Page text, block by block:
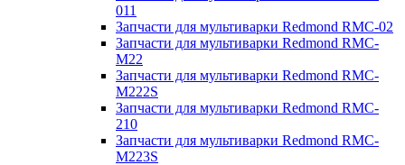
011
Запчасти для мультиварки Redmond RMC-02
Запчасти для мультиварки Redmond RMC-
M22
Запчасти для мультиварки Redmond RMC-
M222S
Запчасти для мультиварки Redmond RMC-
210
Запчасти для мультиварки Redmond RMC-
M223S